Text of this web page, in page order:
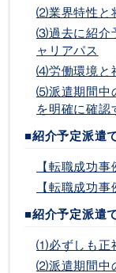
⑵業界特性と
⑶過去に紹介
ャリアパス
⑷労働環境と
⑸派遣期間中
を明確に確認
■紹介予定派遣
【転職成功事
【転職成功事
■紹介予定派遣
⑴必ずしも正
⑵派遣期間中